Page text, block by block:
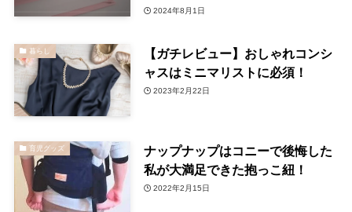
2024年8月1日
暮らし
【ガチレビュー】おしゃれコンシ
ャスはミニマリストに必須！
2023年2月22日
育児グッズ
ナップナップはコニーで後悔した
私が大満足できた抱っこ紐！
2022年2月15日